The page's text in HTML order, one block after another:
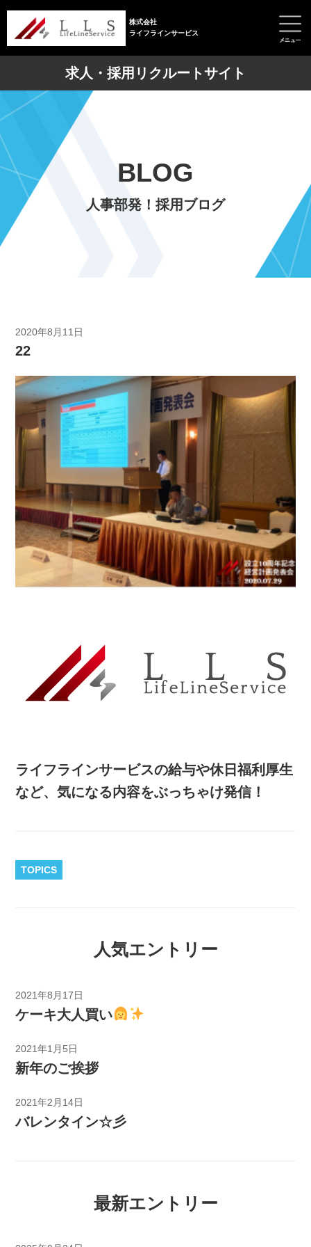
株式会社
ライフラインサービス
求人・採用リクルートサイト
BLOG
人事部発！採用ブログ
2020年8月11日
22
ライフラインサービスの給与や休日福利厚生
など、気になる内容をぶっちゃけ発信！
TOPICS
人気エントリー
2021年8月17日
ケーキ大人買い
2021年1月5日
新年のご挨拶
2021年2月14日
バレンタイン☆彡
最新エントリー